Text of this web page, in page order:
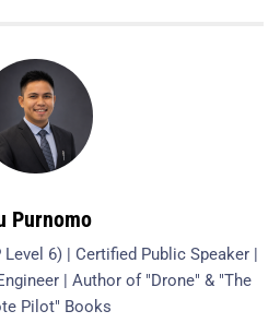
Purnomo
6) | Certified Public Speaker |
| Author of "Drone" & "The
Pilot" Books